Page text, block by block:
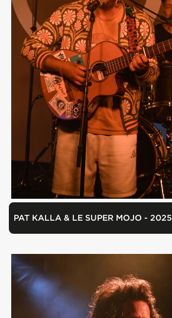
PAT KALLA & LE SUPER MOJO - 2025